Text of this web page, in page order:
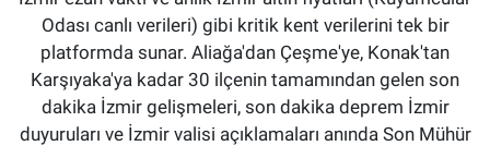
Odası canlı verileri) gibi kritik kent verilerini tek bir
platformda sunar. Aliağa'dan Çeşme'ye, Konak'tan
Karşıyaka'ya kadar 30 ilçenin tamamından gelen son
dakika İzmir gelişmeleri, son dakika deprem İzmir
duyuruları ve İzmir valisi açıklamaları anında Son Mühür